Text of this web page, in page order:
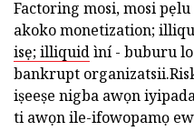
Factoring mosi, mosi
akoko monetization;
isẹ; illiquidìní - buburu
bankrupt
iṣeeṣe nigba awọn
ti awọn ile-ifowopamọ